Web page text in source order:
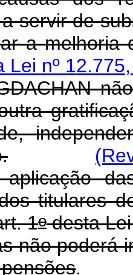
servir de
a melhoria
Lei nº
titulares
1odesta Lei
não poderá